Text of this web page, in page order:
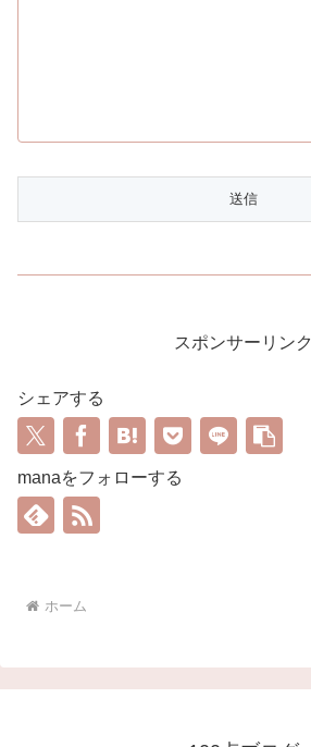
スポンサーリンク
シェアする
manaをフォローする
ホーム